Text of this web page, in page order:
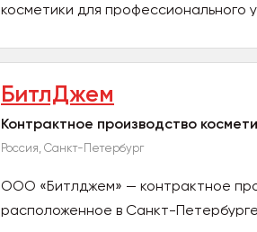
косметики для профессионального
БитлДжем
Контрактное производство
Россия, Санкт-Петербург
ООО «Битлджем» — контрактное
расположенное в Санкт-